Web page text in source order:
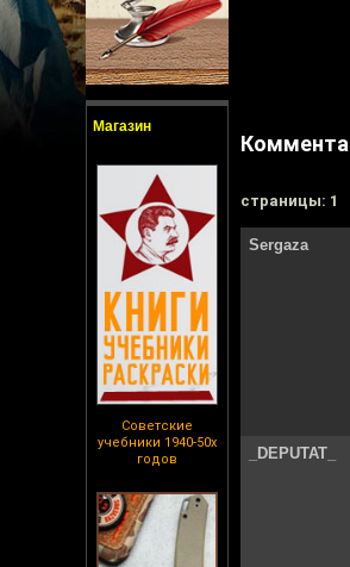
Магазин
Советские
учебники 1940-50х
годов
cтраницы: 1
Sergaza
_DEPUTAT_